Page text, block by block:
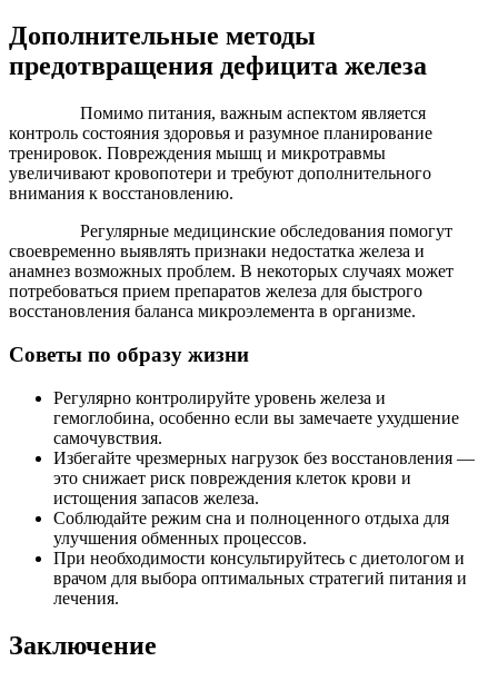
Дополнительные методы
предотвращения дефицита железа
Помимо питания, важным аспектом является
контроль состояния здоровья и разумное планирование
тренировок. Повреждения мышц и микротравмы
увеличивают кровопотери и требуют дополнительного
внимания к восстановлению.
Регулярные медицинские обследования помогут
своевременно выявлять признаки недостатка железа и
анамнез возможных проблем. В некоторых случаях может
потребоваться прием препаратов железа для быстрого
восстановления баланса микроэлемента в организме.
Советы по образу жизни
Регулярно контролируйте уровень железа и
гемоглобина, особенно если вы замечаете ухудшение
самочувствия.
Избегайте чрезмерных нагрузок без восстановления —
это снижает риск повреждения клеток крови и
истощения запасов железа.
Соблюдайте режим сна и полноценного отдыха для
улучшения обменных процессов.
При необходимости консультируйтесь с диетологом и
врачом для выбора оптимальных стратегий питания и
лечения.
Заключение